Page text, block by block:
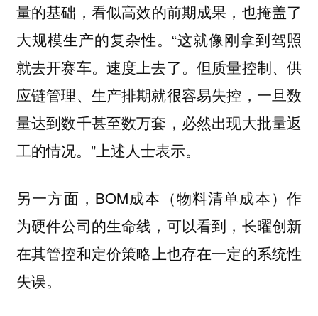
量的基础， 看似高效的前期成果，也掩盖了
大规模生产的复杂性。“这就像刚拿到驾照
就去开赛车。速度上去了。但质量控制、供
应链管理、生产排期就很容易失控，一旦数
量达到数千甚至数万套，必然出现大批量返
工的情况。”上述人士表示。
另一方面，BOM成本（物料清单成本）作
为硬件公司的生命线，可以看到，长曜创新
在其管控和定价策略上也存在一定的系统性
失误。